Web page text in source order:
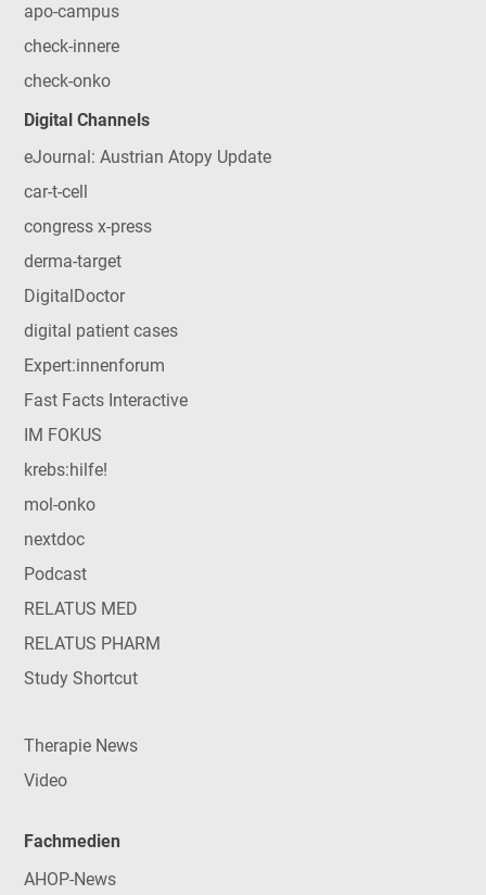
apo-campus
check-innere
check-onko
Digital Channels
eJournal: Austrian Atopy Update
car-t-cell
congress x-press
derma-target
DigitalDoctor
digital patient cases
Expert:innenforum
Fast Facts Interactive
IM FOKUS
krebs:hilfe!
mol-onko
nextdoc
Podcast
RELATUS MED
RELATUS PHARM
Study Shortcut
Therapie News
Video
Fachmedien
AHOP-News